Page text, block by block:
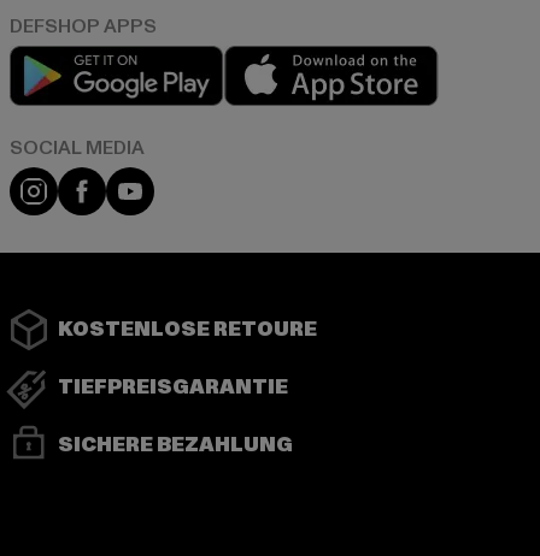
Play market
Instagram
FacebookYouTube
KOSTENLOSE RETOURE
TIEFPREISGARANTIE
SICHERE BEZAHLUNG